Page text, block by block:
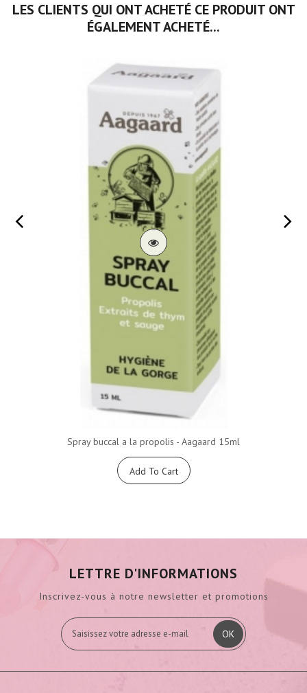
LES CLIENTS QUI ONT ACHETÉ CE PRODUIT ONT
ÉGALEMENT ACHETÉ...
Spray buccal a la propolis - Aagaard 15ml
Add To Cart
LETTRE D'INFORMATIONS
Inscrivez-vous à notre newsletter et promotions
OK